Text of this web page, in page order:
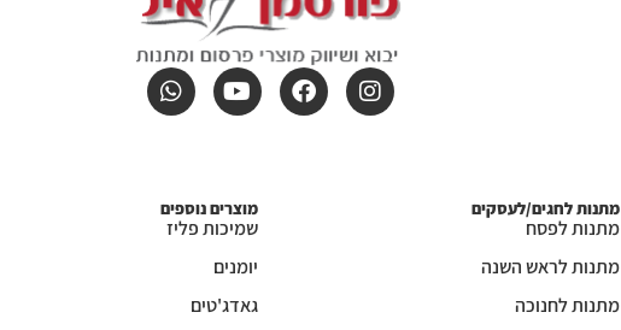
מתנות לחגים/לעסקים
מתנות לפסח
מתנות לראש השנה
מתנות לחנוכה
מוצרים נוספים
שמיכות פליז
יומנים
גאדג'טים